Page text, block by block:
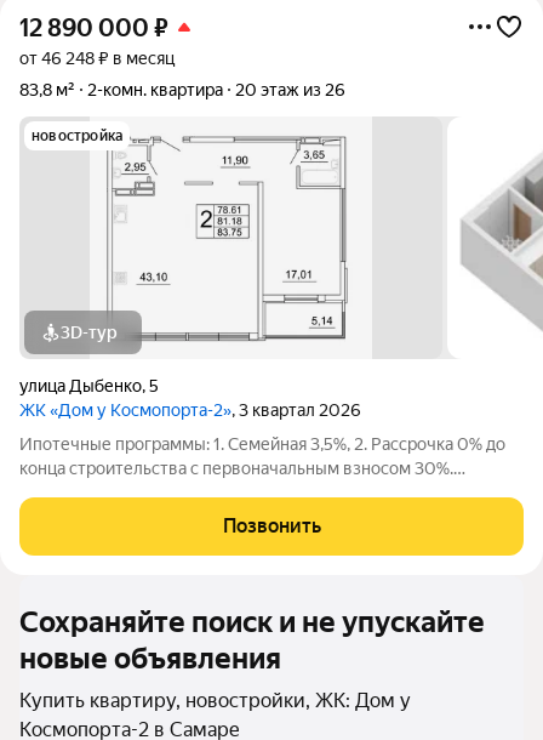
12 890 000 ₽
от 46 248 ₽ в месяц
83,8 м²
2-комн. квартира 20 этаж из 26
новостройка
3D-тур
улица Дыбенко,5
ЖК «Дом у Космопорта-2», 3 квартал 2026
Ипотечные программы: 1. Семейная 3,5%, 2. Рассрочка 0% до
конца строительства с первоначальным взносом 30%.
комплексе «Дом у Космопорта 2»;. ЖК «Дом у Космопорта 2»
располагается в географическом
Позвонить
Сохраняйте поиск и не упускайте
новые объявления
Купить квартиру, новостройки, ЖК: Дом у
Космопорта-2 в Самаре